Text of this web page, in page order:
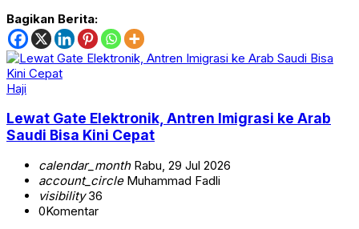
Bagikan Berita:
Haji
Lewat Gate Elektronik, Antren Imigrasi ke Arab
Saudi Bisa Kini Cepat
calendar_monthRabu, 29 Jul 2026
account_circleMuhammad Fadli
visibility36
0Komentar